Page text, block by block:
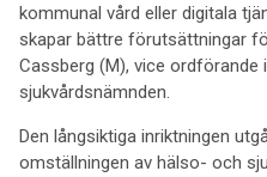
kommunal vård eller digitala
skapar bättre förutsättningar
Cassberg (M), vice
sjukvårdsnämnden.
Den långsiktiga inriktningen
omställningen av hälso- och